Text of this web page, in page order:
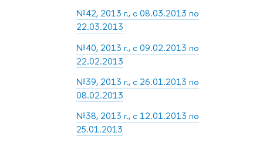
№42, 2013 г., с 08.03.2013 по
22.03.2013
№40, 2013 г., с 09.02.2013 по
22.02.2013
№39, 2013 г., с 26.01.2013 по
08.02.2013
№38, 2013 г., с 12.01.2013 по
25.01.2013